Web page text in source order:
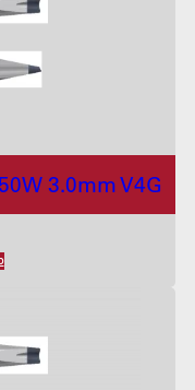
3.0mm V4G